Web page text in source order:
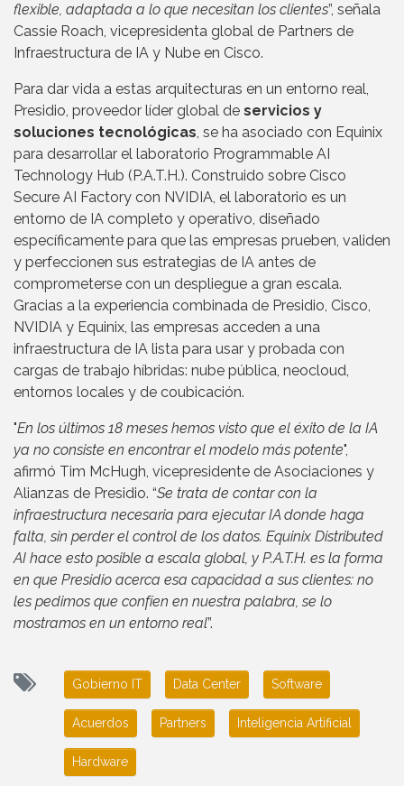
flexible, adaptada a lo que necesitan los clientes”, señala
Cassie Roach, vicepresidenta global de Partners de
Infraestructura de IA y Nube en Cisco.
Para dar vida a estas arquitecturas en un entorno real,
Presidio, proveedor líder global de servicios y
soluciones tecnológicas, se ha asociado con Equinix
para desarrollar el laboratorio Programmable AI
Technology Hub (P.A.T.H.). Construido sobre Cisco
Secure AI Factory con NVIDIA, el laboratorio es un
entorno de IA completo y operativo, diseñado
específicamente para que las empresas prueben, validen
y perfeccionen sus estrategias de IA antes de
comprometerse con un despliegue a gran escala.
Gracias a la experiencia combinada de Presidio, Cisco,
NVIDIA y Equinix, las empresas acceden a una
infraestructura de IA lista para usar y probada con
cargas de trabajo híbridas: nube pública, neocloud,
entornos locales y de coubicación.
"En los últimos 18 meses hemos visto que el éxito de la IA
ya no consiste en encontrar el modelo más potente",
afirmó Tim McHugh, vicepresidente de Asociaciones y
Alianzas de Presidio. “Se trata de contar con la
infraestructura necesaria para ejecutar IA donde haga
falta, sin perder el control de los datos. Equinix Distributed
AI hace esto posible a escala global, y P.A.T.H. es la forma
en que Presidio acerca esa capacidad a sus clientes: no
les pedimos que confíen en nuestra palabra, se lo
mostramos en un entorno real”.
Gobierno IT Data Center Software
Acuerdos Partners Inteligencia Artificial
Hardware